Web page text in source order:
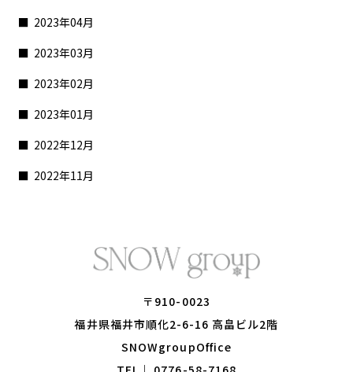
2023年04月
2023年03月
2023年02月
2023年01月
2022年12月
2022年11月
〒910-0023
​​​​​​​福井県福井市順化2-6-16 高畠ビル2階
​​​​​​​SNOWgroupOffice